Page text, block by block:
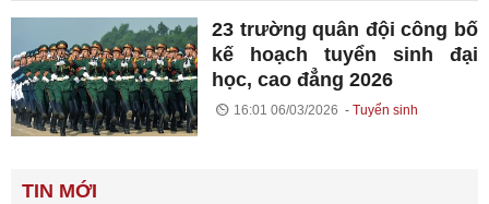
23 trường quân đội công bố
kế hoạch tuyển sinh đại
học, cao đẳng 2026
16:01 06/03/2026 Tuyển sinh
TIN MỚI